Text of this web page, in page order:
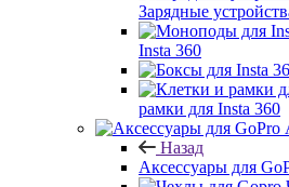
Зарядные
Insta 360
рамки для Insta 360
Назад
Аксессуары для